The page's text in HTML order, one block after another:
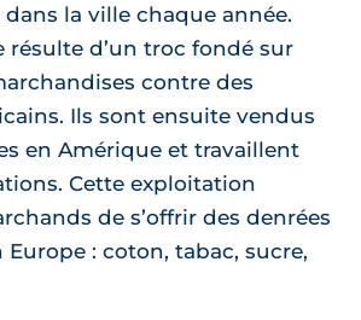
la ville chaque année.
résulte d’un troc fondé sur
contre des
Ils sont ensuite vendus
en Amérique et travaillent
Cette exploitation
de s’offrir des denrées
Europe : coton, tabac, sucre,